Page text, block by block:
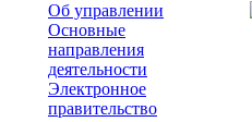
Об управлении
Основные
направления
деятельности
Электронное
правительство